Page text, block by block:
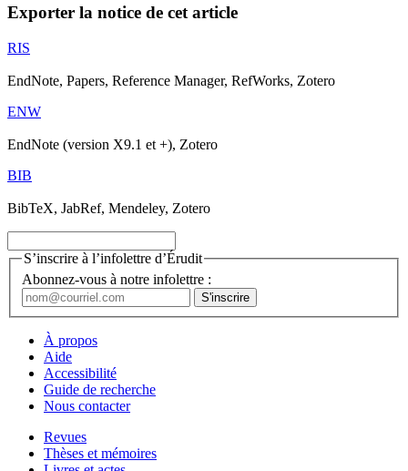
Exporter la notice de cet article
RIS
EndNote, Papers, Reference Manager, RefWorks, Zotero
ENW
EndNote (version X9.1 et +), Zotero
BIB
BibTeX, JabRef, Mendeley, Zotero
S’inscrire à l’infolettre d’Érudit
Abonnez-vous à notre infolettre :
À propos
Aide
Accessibilité
Guide de recherche
Nous contacter
Revues
Thèses et mémoires